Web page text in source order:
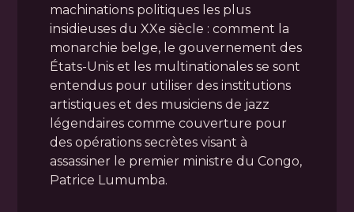
machinations politiques les plus
insidieuses du XXe siècle : comment la
monarchie belge, le gouvernement des
États-Unis et les multinationales se sont
entendus pour utiliser des institutions
artistiques et des musiciens de jazz
légendaires comme couverture pour
des opérations secrètes visant à
assassiner le premier ministre du Congo,
Patrice Lumumba.